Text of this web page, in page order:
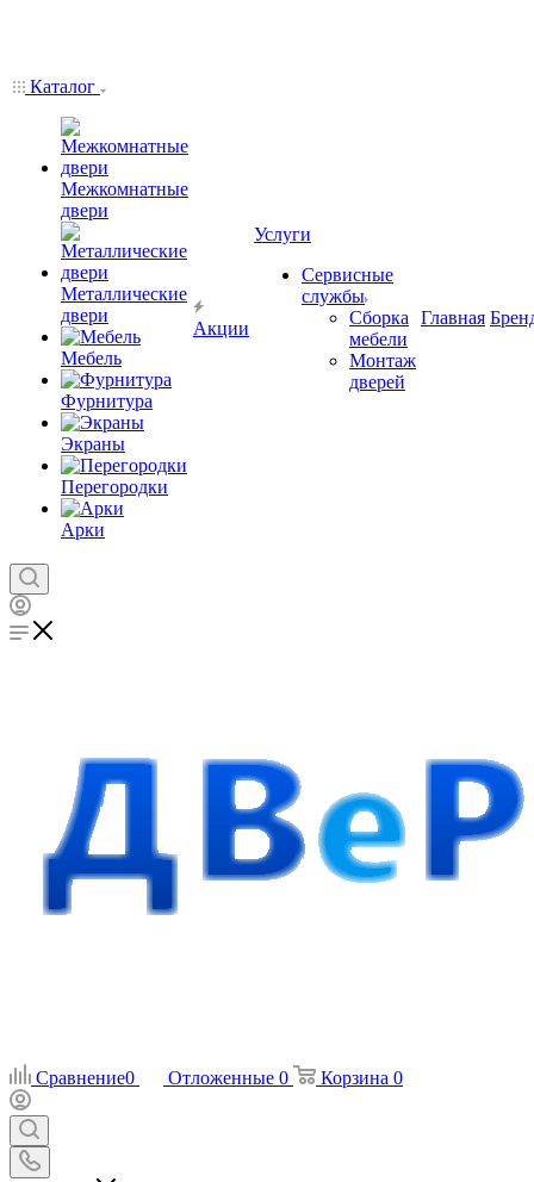
Каталог
Межкомнатные
двери
Металлические
двери
Мебель
Фурнитура
Экраны
Перегородки
Арки
Акции
Услуги
Сервисные
службы
Сборка
мебели
Монтаж
дверей
Главная
Сравнение0 Отложенные 0 Корзина 0